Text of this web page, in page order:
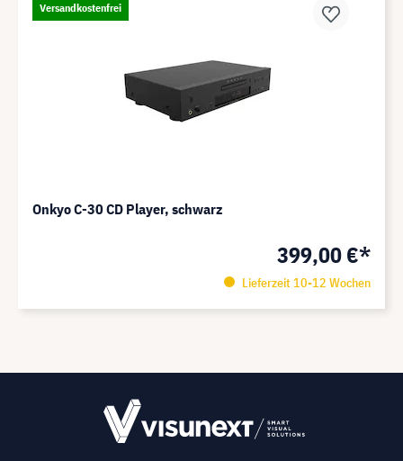
Versandkostenfrei
Onkyo C-30 CD Player, schwarz
399,00 €*
Lieferzeit 10-12 Wochen